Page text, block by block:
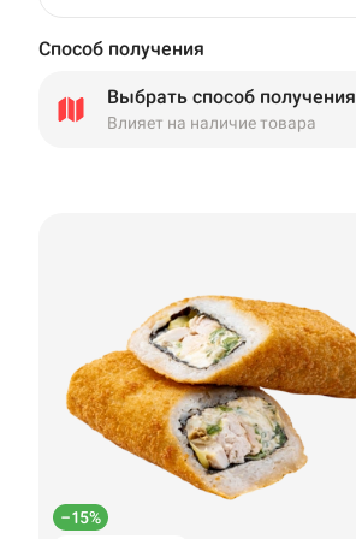
Способ получения
Выбрать способ получения
Влияет на наличие товара
–15%